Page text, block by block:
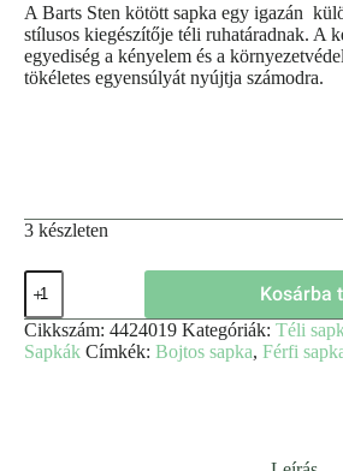
A Barts Sten kötött sapka egy igazán
stílusos kiegészítője téli ruhatáradnak. A
egyediség a kényelem és a
tökéletes egyensúlyát nyújtja számodra.
3 készleten
Kosárba
Cikkszám: 4424019 Kategóriák: Téli
Sapkák Címkék: Bojtos sapka, Férfi